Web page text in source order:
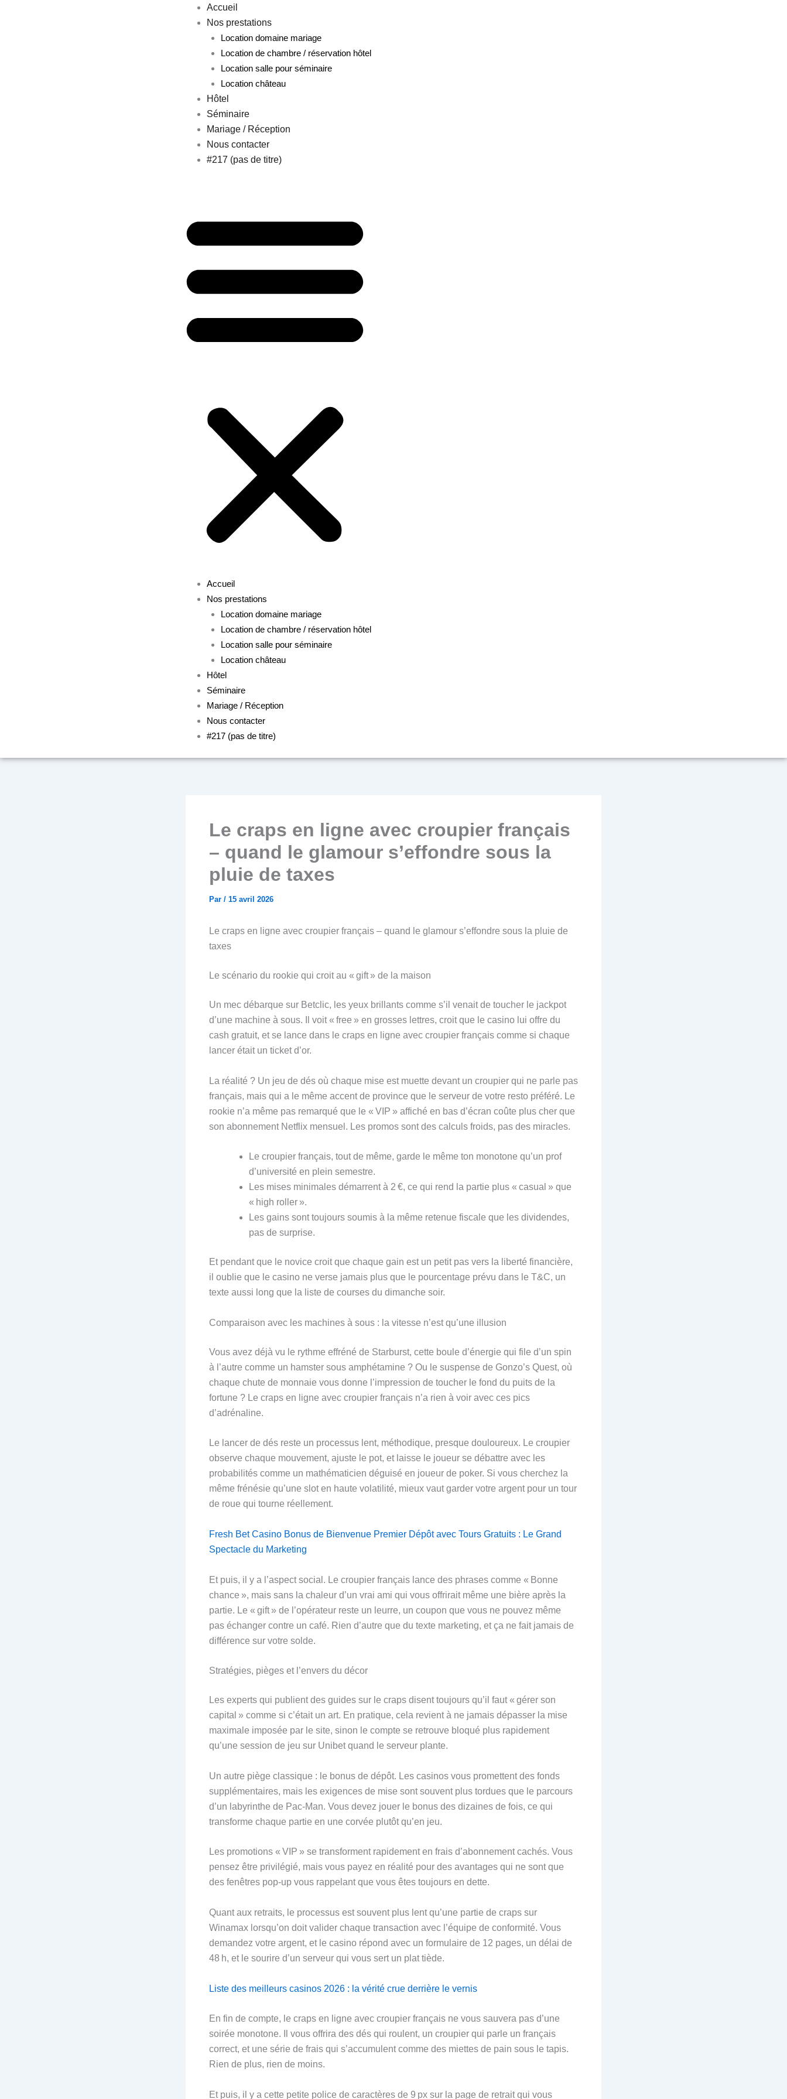
Accueil
Nos prestations
Location domaine mariage
Location de chambre / réservation hôtel
Location salle pour séminaire
Location château
Hôtel
Séminaire
Mariage / Réception
Nous contacter
#217 (pas de titre)
Accueil
Nos prestations
Location domaine mariage
Location de chambre / réservation hôtel
Location salle pour séminaire
Location château
Hôtel
Séminaire
Mariage / Réception
Nous contacter
#217 (pas de titre)
Le craps en ligne avec croupier français
– quand le glamour s’effondre sous la
pluie de taxes
Par / 15 avril 2026
Le craps en ligne avec croupier français – quand le glamour s’effondre sous la pluie de
taxes
Le scénario du rookie qui croit au « gift » de la maison
Un mec débarque sur Betclic, les yeux brillants comme s’il venait de toucher le jackpot
d’une machine à sous. Il voit « free » en grosses lettres, croit que le casino lui offre du
cash gratuit, et se lance dans le craps en ligne avec croupier français comme si chaque
lancer était un ticket d’or.
La réalité ? Un jeu de dés où chaque mise est muette devant un croupier qui ne parle pas
français, mais qui a le même accent de province que le serveur de votre resto préféré. Le
rookie n’a même pas remarqué que le « VIP » affiché en bas d’écran coûte plus cher que
son abonnement Netflix mensuel. Les promos sont des calculs froids, pas des miracles.
Le croupier français, tout de même, garde le même ton monotone qu’un prof
d’université en plein semestre.
Les mises minimales démarrent à 2 €, ce qui rend la partie plus « casual » que
« high roller ».
Les gains sont toujours soumis à la même retenue fiscale que les dividendes,
pas de surprise.
Et pendant que le novice croit que chaque gain est un petit pas vers la liberté financière,
il oublie que le casino ne verse jamais plus que le pourcentage prévu dans le T&C, un
texte aussi long que la liste de courses du dimanche soir.
Comparaison avec les machines à sous : la vitesse n’est qu’une illusion
Vous avez déjà vu le rythme effréné de Starburst, cette boule d’énergie qui file d’un spin
à l’autre comme un hamster sous amphétamine ? Ou le suspense de Gonzo’s Quest, où
chaque chute de monnaie vous donne l’impression de toucher le fond du puits de la
fortune ? Le craps en ligne avec croupier français n’a rien à voir avec ces pics
d’adrénaline.
Le lancer de dés reste un processus lent, méthodique, presque douloureux. Le croupier
observe chaque mouvement, ajuste le pot, et laisse le joueur se débattre avec les
probabilités comme un mathématicien déguisé en joueur de poker. Si vous cherchez la
même frénésie qu’une slot en haute volatilité, mieux vaut garder votre argent pour un tour
de roue qui tourne réellement.
Fresh Bet Casino Bonus de Bienvenue Premier Dépôt avec Tours Gratuits : Le Grand
Spectacle du Marketing
Et puis, il y a l’aspect social. Le croupier français lance des phrases comme « Bonne
chance », mais sans la chaleur d’un vrai ami qui vous offrirait même une bière après la
partie. Le « gift » de l’opérateur reste un leurre, un coupon que vous ne pouvez même
pas échanger contre un café. Rien d’autre que du texte marketing, et ça ne fait jamais de
différence sur votre solde.
Stratégies, pièges et l’envers du décor
Les experts qui publient des guides sur le craps disent toujours qu’il faut « gérer son
capital » comme si c’était un art. En pratique, cela revient à ne jamais dépasser la mise
maximale imposée par le site, sinon le compte se retrouve bloqué plus rapidement
qu’une session de jeu sur Unibet quand le serveur plante.
Un autre piège classique : le bonus de dépôt. Les casinos vous promettent des fonds
supplémentaires, mais les exigences de mise sont souvent plus tordues que le parcours
d’un labyrinthe de Pac-Man. Vous devez jouer le bonus des dizaines de fois, ce qui
transforme chaque partie en une corvée plutôt qu’en jeu.
Les promotions « VIP » se transforment rapidement en frais d’abonnement cachés. Vous
pensez être privilégié, mais vous payez en réalité pour des avantages qui ne sont que
des fenêtres pop‑up vous rappelant que vous êtes toujours en dette.
Quant aux retraits, le processus est souvent plus lent qu’une partie de craps sur
Winamax lorsqu’on doit valider chaque transaction avec l’équipe de conformité. Vous
demandez votre argent, et le casino répond avec un formulaire de 12 pages, un délai de
48 h, et le sourire d’un serveur qui vous sert un plat tiède.
Liste des meilleurs casinos 2026 : la vérité crue derrière le vernis
En fin de compte, le craps en ligne avec croupier français ne vous sauvera pas d’une
soirée monotone. Il vous offrira des dés qui roulent, un croupier qui parle un français
correct, et une série de frais qui s’accumulent comme des miettes de pain sous le tapis.
Rien de plus, rien de moins.
Et puis, il y a cette petite police de caractères de 9 px sur la page de retrait qui vous